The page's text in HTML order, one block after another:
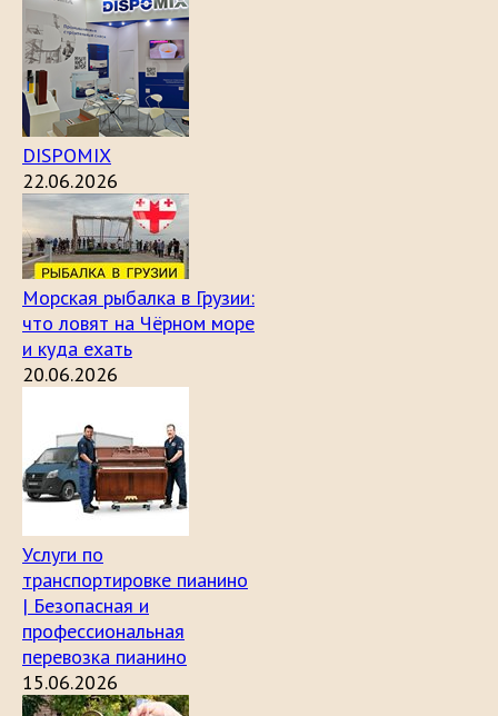
DISPOMIX
22.06.2026
Морская рыбалка в Грузии:
что ловят на Чёрном море
и куда ехать
20.06.2026
Услуги по
транспортировке пианино
| Безопасная и
профессиональная
перевозка пианино
15.06.2026